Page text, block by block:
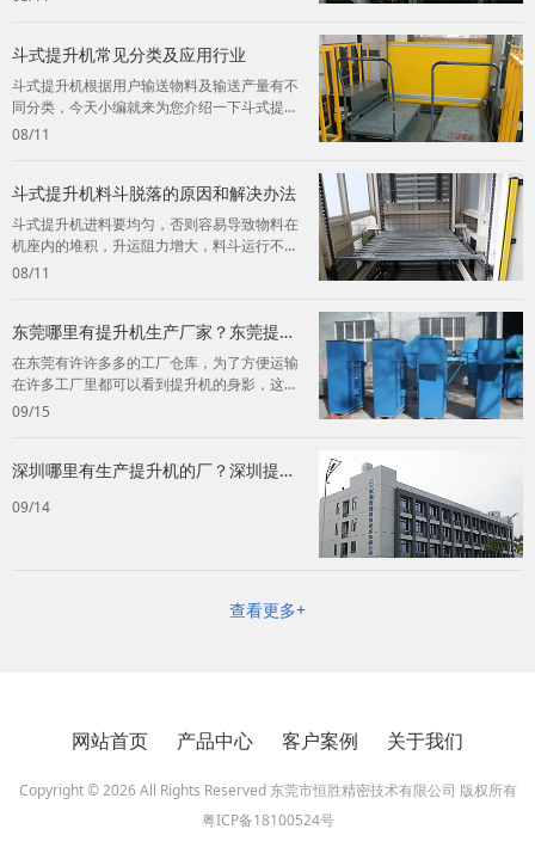
斗式提升机常见分类及应用行业
斗式提升机根据用户输送物料及输送产量有不
同分类，今天小编就来为您介绍一下斗式提升
机的常见分类及应用。
08/11
斗式提升机料斗脱落的原因和解决办法
斗式提升机进料要均匀，否则容易导致物料在
机座内的堆积，升运阻力增大，料斗运行不
畅，终造成料斗脱落。
08/11
东莞哪里有提升机生产厂家？东莞提升
机生产厂家推荐！
在东莞有许许多多的工厂仓库，为了方便运输
在许多工厂里都可以看到提升机的身影，这个
快捷的工具也是为许多老板节约了不少的成
09/15
深圳哪里有生产提升机的厂？深圳提升
机生产厂家！
09/14
查看更多+
网站首页 产品中心 客户案例 关于我们
Copyright © 2026 All Rights Reserved 东莞市恒胜精密技术有限公司 版权所有
粤ICP备18100524号